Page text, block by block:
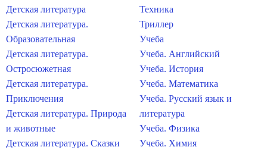
Детская литература
Детская литература.
Образовательная
Детская литература.
Остросюжетная
Детская литература.
Приключения
Детская литература. Природа
и животные
Детская литература. Сказки
Техника
Триллер
Учеба
Учеба. Английский
Учеба. История
Учеба. Математика
Учеба. Русский язык и
литература
Учеба. Физика
Учеба. Химия